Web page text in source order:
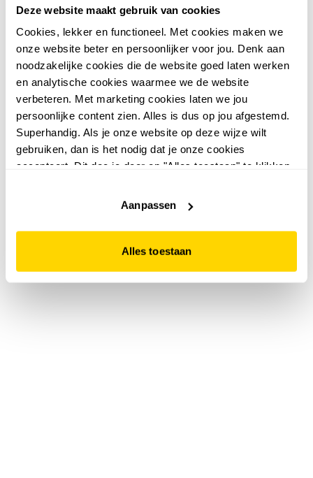
Deze website maakt gebruik van cookies
Cookies, lekker en functioneel. Met cookies maken we
onze website beter en persoonlijker voor jou. Denk aan
noodzakelijke cookies die de website goed laten werken
en analytische cookies waarmee we de website
verbeteren. Met marketing cookies laten we jou
persoonlijke content zien. Alles is dus op jou afgestemd.
Superhandig. Als je onze website op deze wijze wilt
gebruiken, dan is het nodig dat je onze cookies
accepteert. Dit doe je door op "Alles toestaan" te klikken.
website niet optimaal functioneert.
Aanpassen
Alles toestaan